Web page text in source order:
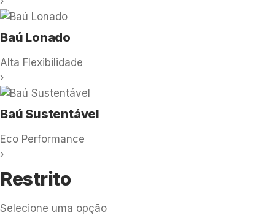
Baú Lonado
Alta Flexibilidade
›
Baú Sustentável
Eco Performance
›
Restrito
Selecione uma opção